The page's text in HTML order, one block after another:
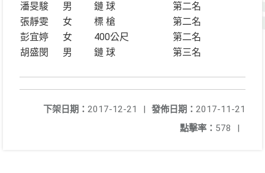
潘旻駿
男 鏈 球
第二名
張靜雯
女 標 槍
第二名
彭宜婷
女 400公尺
第二名
胡盛閔
男 鏈 球 第三名
發佈日期： 2017-11-21
下架日期： 2017-12-21
|
點擊率： 578 |